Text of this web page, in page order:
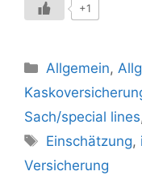
+1
Kategorien
Allgemein,
Sach/special lines
Schlagwörter
Einschätzung,
Versicherung